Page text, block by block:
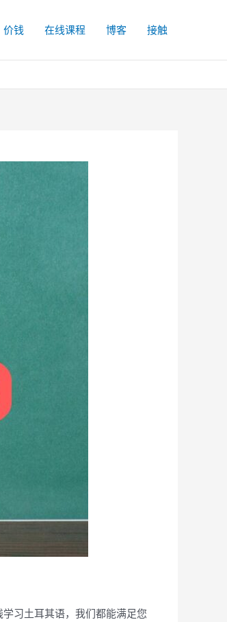
价钱 在线课程 博客 接触
习土耳其语，我们都能满足您